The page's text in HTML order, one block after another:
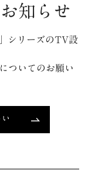
知らせ
シリーズのTV設
ついてのお願い